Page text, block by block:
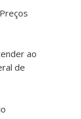
ao
de